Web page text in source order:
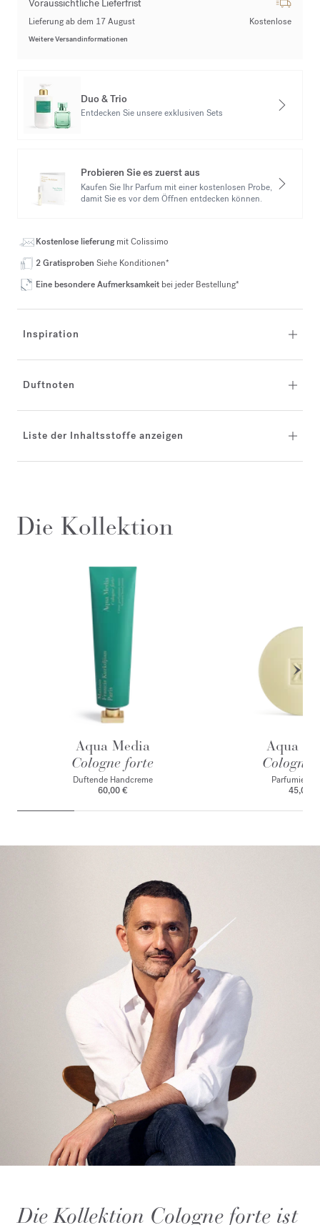
Voraussichtliche Lieferfrist
Lieferung ab dem 17 August Kostenlose
Weitere Versandinformationen
Duo & Trio
Entdecken Sie unsere exklusiven Sets
Probieren Sie es zuerst aus
Kaufen Sie Ihr Parfum mit einer kostenlosen Probe,
damit Sie es vor dem Öffnen entdecken können.
Kostenlose lieferungmit Colissimo
2 Gratisproben Siehe Konditionen*
Eine besondere Aufmerksamkeit bei jeder Bestellung*
Inspiration
Duftnoten
Liste der Inhaltsstoffe anzeigen
Die Kollektion
Aqua Media
Cologne forte
Duftende Handcreme
60,00 €
Aqua
Cologne
Parfumierte
45,00 €
Die Kollektion Cologne forte ist